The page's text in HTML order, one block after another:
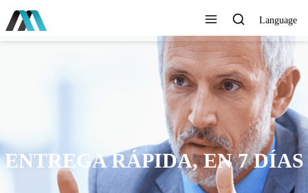
Language
ENTREGA RÁPIDA, EN 7 DÍAS